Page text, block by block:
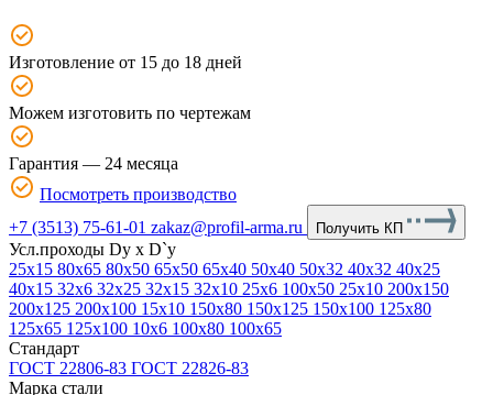
Изготовление от 15 до 18 дней
Можем изготовить по чертежам
Гарантия — 24 месяца
Посмотреть производство
+7 (3513) 75-61-01 zakaz@profil-arma.ru Получить КП
Усл.проходы Dy х D`y
25x15 80x65 80x50 65x50 65x40 50x40 50x32 40x32 40x25
40x15 32x6 32x25 32x15 32x10 25x6 100x50 25x10 200x150
200x125 200x100 15x10 150x80 150x125 150x100 125x80
125x65 125x100 10x6 100x80 100x65
Стандарт
ГОСТ 22806-83 ГОСТ 22826-83
Марка стали